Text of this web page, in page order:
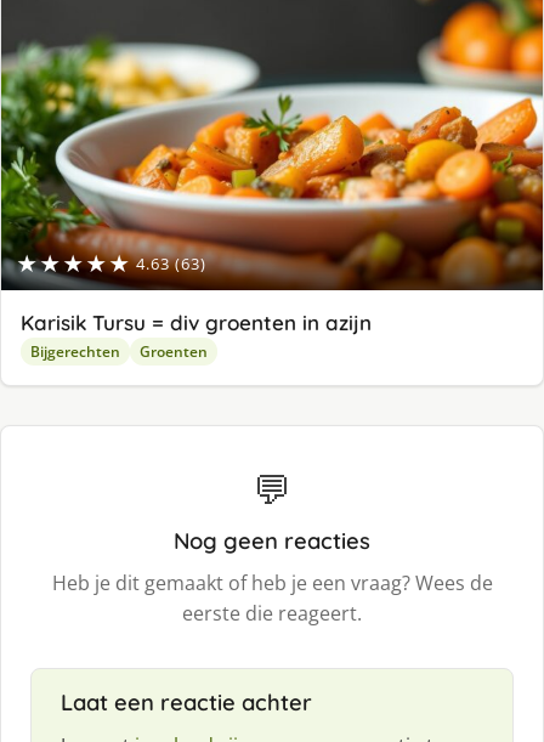
★★★★★ 4.63 (63)
Karisik Tursu = div groenten in azijn
Bijgerechten Groenten
💬
Nog geen reacties
Heb je dit gemaakt of heb je een vraag? Wees de
eerste die reageert.
Laat een reactie achter